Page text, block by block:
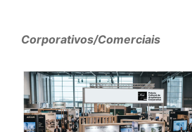
Corporativos/Comerciais